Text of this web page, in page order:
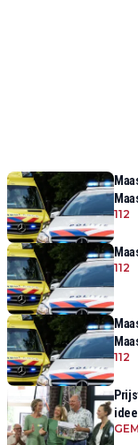
112
112
112